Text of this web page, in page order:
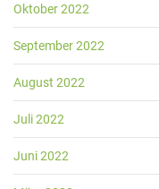
Oktober 2022
September 2022
August 2022
Juli 2022
Juni 2022